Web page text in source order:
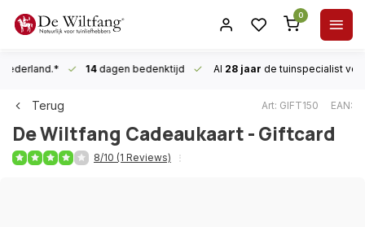
0
14dagen bedenktijd Al 28 jaar de tuinspecialist
Terug Art: GIFT150 EAN:
De Wiltfang Cadeaukaart - Giftcard
8/10 (1 Reviews)